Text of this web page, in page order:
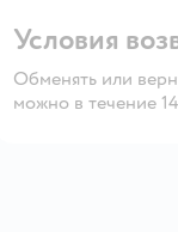
Условия
Обменять или
можно в течение